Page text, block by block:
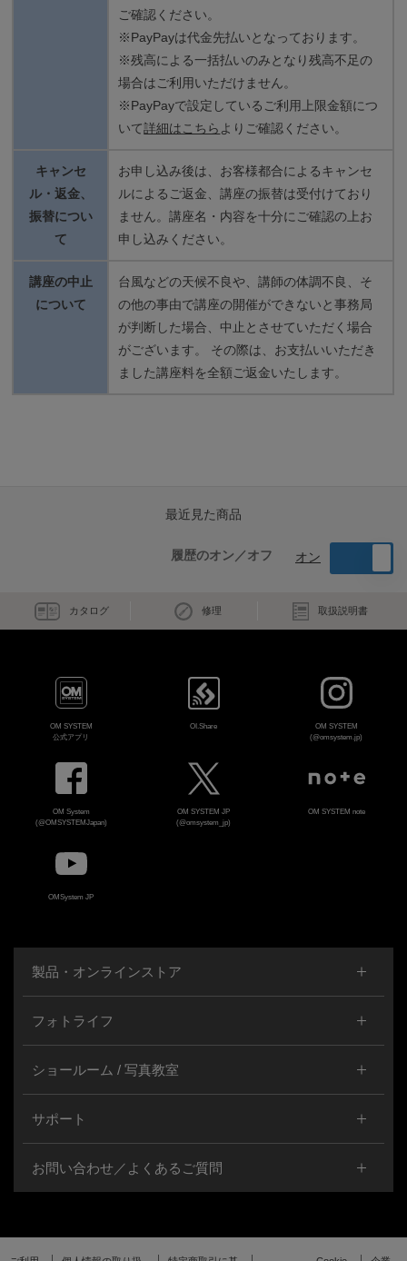
ご確認ください。
※PayPayは代金先払いとなっております。
※残高による一括払いのみとなり残高不足の
場合はご利用いただけません。
※PayPayで設定しているご利用上限金額につ
いて詳細はこちら よりご確認ください。
キャンセ
ル・返金、
振替につい
て
お申し込み後は、お客様都合によるキャンセ
ルによるご返金、講座の振替は受付けており
ません。講座名・内容を十分にご確認の上お
申し込みください。
講座の中止
について
台風などの天候不良や、講師の体調不良、そ
の他の事由で講座の開催ができないと事務局
が判断した場合、中止とさせていただく場合
がございます。 その際は、お支払いいただき
ました講座料を全額ご返金いたします。
最近見た商品
履歴のオン／オフ オン
カタログ 修理 取扱説明書
OM SYSTEM
公式アプリ
OI.Share
OM SYSTEM
(@omsystem.jp)
OM System
(@OMSYSTEMJapan)
OM SYSTEM JP
(@omsystem_jp)
OM SYSTEM note
OMSystem JP
製品・オンラインストア
フォトライフ
ショールーム / 写真教室
サポート
お問い合わせ／よくあるご質問